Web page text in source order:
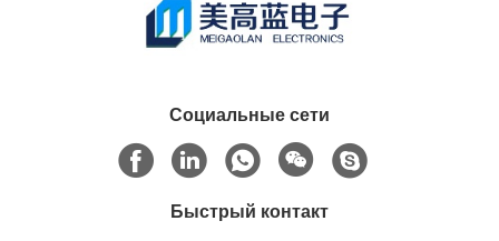
Социальные сети
Быстрый контакт